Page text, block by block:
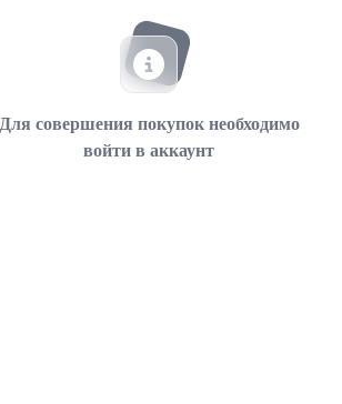
Для совершения покупок необходимо
войти в аккаунт